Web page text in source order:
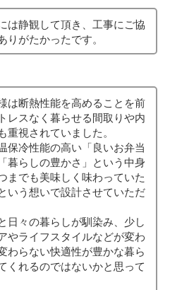
は静観して頂き、工事にご協
りがたかったです。
は断熱性能を高めることを前
レスなく暮らせる間取りや内
重視されていました。
保冷性能の高い「良いお弁当
暮らしの豊かさ」という中身
までも美味しく味わっていた
いう想いで設計させていただ
日々の暮らしが馴染み、少し
やライフスタイルなどが変わ
わらない快適性が豊かな暮ら
くれるのではないかと思って